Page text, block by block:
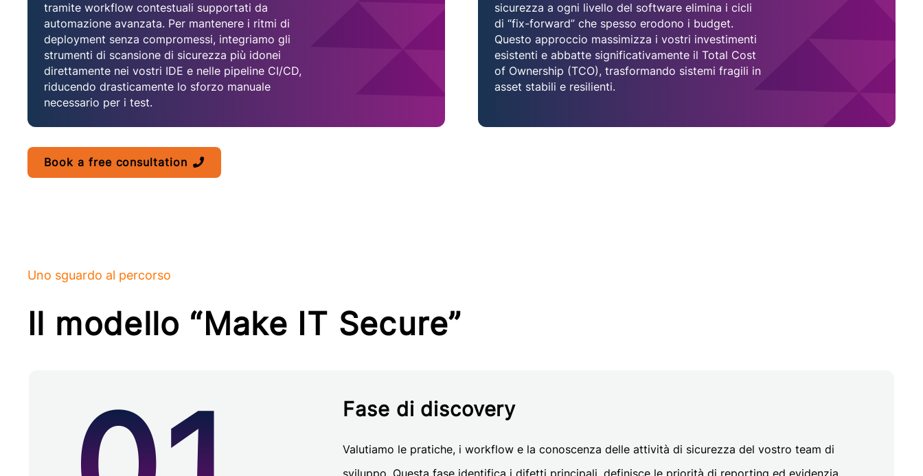
tramite workflow contestuali supportati da
automazione avanzata. Per mantenere i ritmi di
deployment senza compromessi, integriamo gli
strumenti di scansione di sicurezza più idonei
direttamente nei vostri IDE e nelle pipeline CI/CD,
riducendo drasticamente lo sforzo manuale
necessario per i test.
sicurezza a ogni livello del software elimina i cicli
di “fix-forward” che spesso erodono i budget.
Questo approccio massimizza i vostri investimenti
esistenti e abbatte significativamente il Total Cost
of Ownership (TCO), trasformando sistemi fragili in
asset stabili e resilienti.
Book a free consultation
Uno sguardo al percorso
Il modello “Make IT Secure”
Fase di discovery
Valutiamo le pratiche, i workflow e la conoscenza delle attività di sicurezza del vostro team di